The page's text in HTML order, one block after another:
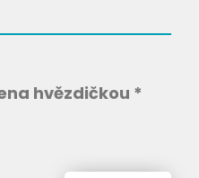
hvězdičkou *